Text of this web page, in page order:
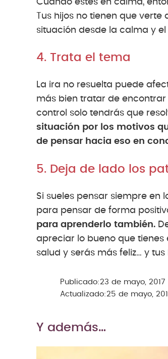
Cuando estés en calma,
Tus hijos no tienen que
situación desde la calma y
4. Trata el tema
La ira no resuelta puede
más bien tratar de encontrar
control solo tendrás que
situación por los motivos
de pensar hacia eso en
5. Deja de lado los
Si sueles pensar siempre en
para pensar de forma
para aprenderlo también.
apreciar lo bueno que
salud y serás más feliz… y
Publicado: 23 de mayo, 2017
Actualizado: 25 de mayo,
Y además…